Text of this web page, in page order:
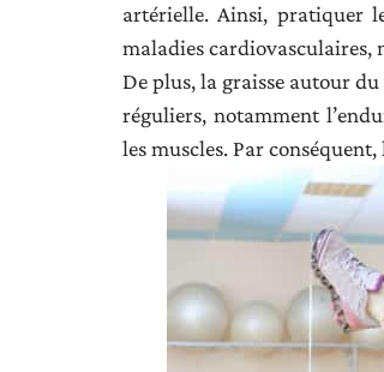
artérielle. Ainsi, pratiquer
maladies cardiovasculaires,
De plus, la graisse autour
réguliers, notamment
les muscles. Par